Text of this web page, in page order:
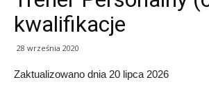
kwalifikacje
28 września 2020
Zaktualizowano dnia 20 lipca 2026